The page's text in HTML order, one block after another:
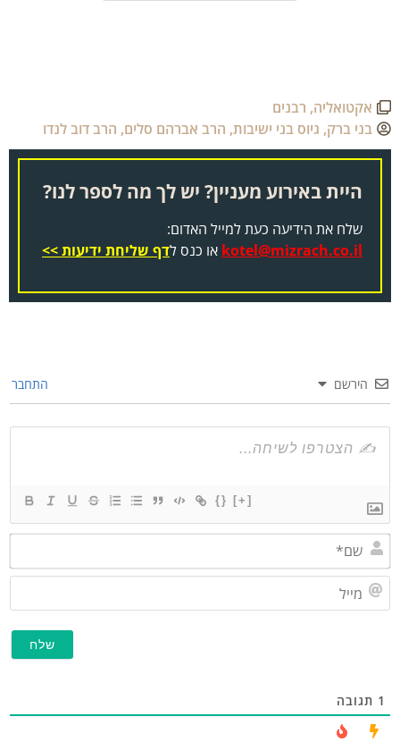
אקטואליה,רבנים
בני ברק,גיוס בני ישיבות,הרב אברהם סלים,הרב דוב לנדו
היית באירוע מעניין? יש לך מה לספר לנו?
שלח את הידיעה כעת למייל האדום:
kotel@mizrach.co.ilאו כנס לדף שליחת ידיעות >>
הירשם התחבר
{}
תגובה